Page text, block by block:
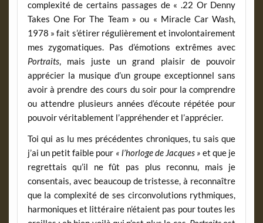
complexité de certains passages de « .22 Or Denny
Takes One For The Team » ou « Miracle Car Wash,
1978 » fait s’étirer régulièrement et involontairement
mes zygomatiques. Pas d’émotions extrêmes avec
Portraits, mais juste un grand plaisir de pouvoir
apprécier la musique d’un groupe exceptionnel sans
avoir à prendre des cours du soir pour la comprendre
ou attendre plusieurs années d’écoute répétée pour
pouvoir véritablement l’appréhender et l’apprécier.
Toi qui as lu mes précédentes chroniques, tu sais que
j’ai un petit faible pour « l’horloge de Jacques » et que je
regrettais qu’il ne fût pas plus reconnu, mais je
consentais, avec beaucoup de tristesse, à reconnaître
que la complexité de ses circonvolutions rythmiques,
harmoniques et littéraire n’étaient pas pour toutes les